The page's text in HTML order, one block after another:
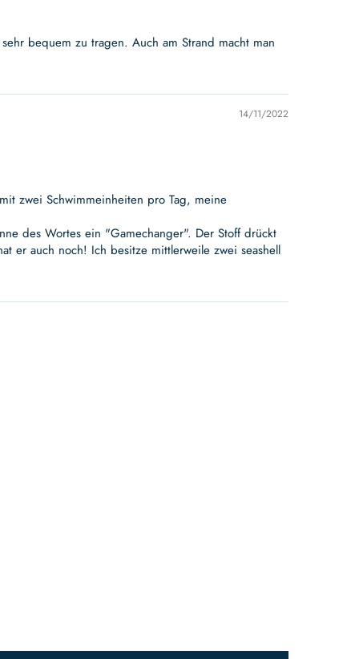
bequem zu tragen. Auch am Strand macht man
14/11/2022
zwei Schwimmeinheiten pro Tag, meine
des Wortes ein "Gamechanger". Der Stoff drückt
er auch noch! Ich besitze mittlerweile zwei seashell